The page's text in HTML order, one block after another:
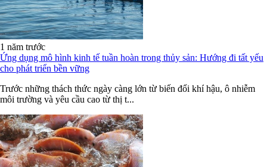
1 năm trước
Ứng dụng mô hình kinh tế tuần hoàn trong thủy sản: Hướng đi tất yếu
cho phát triển bền vững
Trước những thách thức ngày càng lớn từ biến đổi khí hậu, ô nhiễm
môi trường và yêu cầu cao từ thị t...